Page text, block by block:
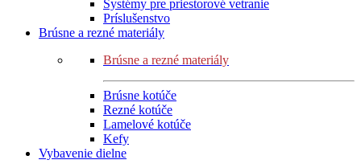
Systémy pre priestorové vetranie
Príslušenstvo
Brúsne a rezné materiály
Brúsne a rezné materiály
Brúsne kotúče
Rezné kotúče
Lamelové kotúče
Kefy
Vybavenie dielne